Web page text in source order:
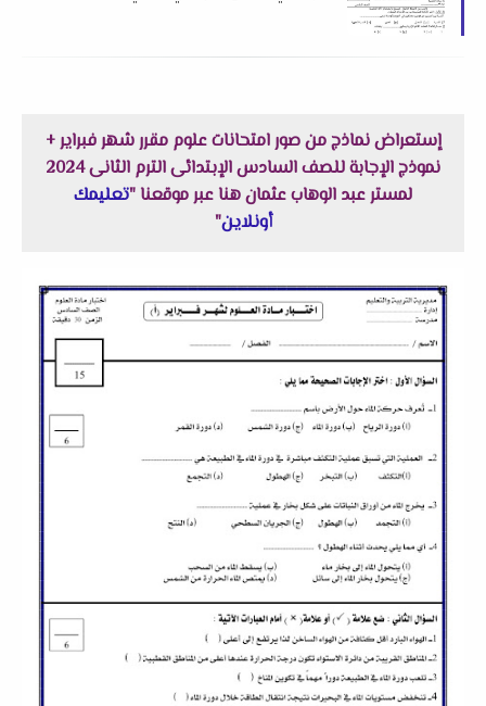
إستعراض نماذج من صور امتحانات علوم مقرر شهر فبراير +
نموذج الإجابة للصف السادس الإبتدائى الترم الثانى 2024
لمستر عبد الوهاب عثمان هنا عبر موقعنا "تعليمك
أونلاين"